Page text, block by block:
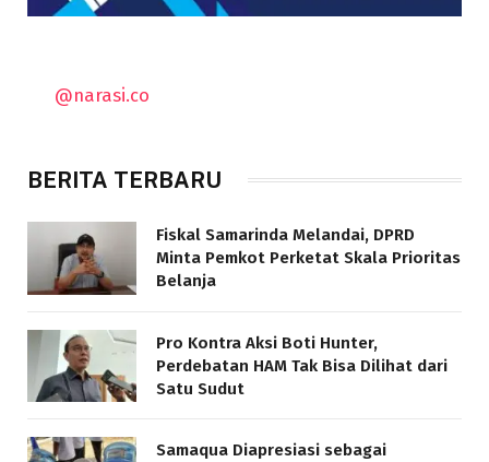
@narasi.co
BERITA TERBARU
Fiskal Samarinda Melandai, DPRD
Minta Pemkot Perketat Skala Prioritas
Belanja
Pro Kontra Aksi Boti Hunter,
Perdebatan HAM Tak Bisa Dilihat dari
Satu Sudut
Samaqua Diapresiasi sebagai